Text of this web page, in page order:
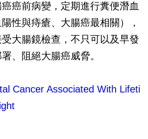
癌前病變，定期進行糞便潛血
性與痔瘡、大腸癌最相關），
大腸鏡檢查，不只可以及早發
、阻絕大腸癌威脅。
Cancer Associated With Lifeti